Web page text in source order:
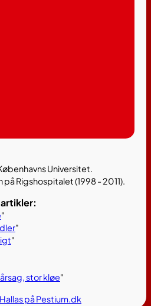
Universitet.
Rigshospitalet (1998 - 2011).
"
"
"
stor kløe"
på Pestium.dk